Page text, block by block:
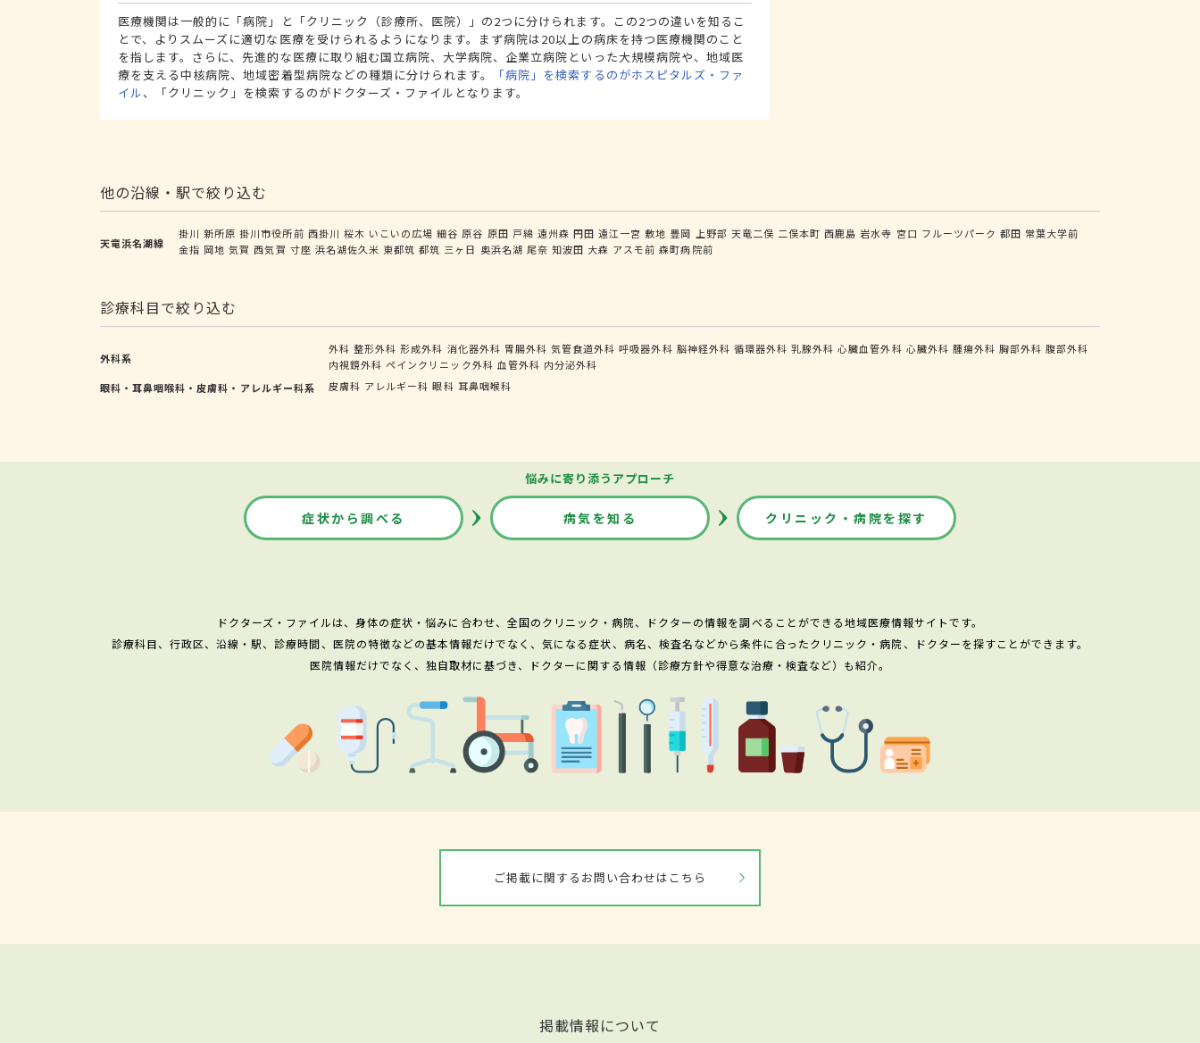
医療機関は一般的に「病院」と「クリニック（診療所、医院）」の2つに分けられます。この2つの違いを知るこ
とで、よりスムーズに適切な医療を受けられるようになります。まず病院は20以上の病床を持つ医療機関のこと
を指します。さらに、先進的な医療に取り組む国立病院、大学病院、企業立病院といった大規模病院や、地域医
療を支える中核病院、地域密着型病院などの種類に分けられます。
「病院」を検索するのがホスピタルズ・ファ
イル、「クリニック」を検索するのがドクターズ・ファイルとなります。
他の沿線・駅で絞り込む
天竜浜名湖線
掛川 新所原 掛川市役所前 西掛川 桜木 いこいの広場 細谷 原谷 原田 戸綿 遠州森 円田 遠江一宮 敷地 豊岡 上野部 天竜二俣 二俣本町 西鹿島 岩水寺 宮口 フルーツパーク 都田 常葉大学前
金指 岡地 気賀 西気賀 寸座 浜名湖佐久米 東都筑 都筑 三ヶ日 奥浜名湖 尾奈 知波田 大森 アスモ前 森町病院前
診療科目で絞り込む
外科系
外科 整形外科 形成外科 消化器外科 胃腸外科 気管食道外科 呼吸器外科 脳神経外科 循環器外科 乳腺外科 心臓血管外科 心臓外科 腫瘍外科 胸部外科 腹部外科
内視鏡外科 ペインクリニック外科 血管外科 内分泌外科
眼科・耳鼻咽喉科・皮膚科・アレルギー科系
皮膚科 アレルギー科 眼科 耳鼻咽喉科
悩みに寄り添うアプローチ
症状から調べる 病気を知る クリニック・病院を探す
ドクターズ・ファイルは、身体の症状・悩みに合わせ、全国のクリニック・病院、ドクターの情報を調べることができる地域医療情報サイトです。
診療科目、行政区、沿線・駅、診療時間、医院の特徴などの基本情報だけでなく、気になる症状、病名、検査名などから条件に合ったクリニック・病院、ドクターを探すことができます。
医院情報だけでなく、独自取材に基づき、ドクターに関する情報（診療方針や得意な治療・検査など）も紹介。
ご掲載に関するお問い合わせはこちら
掲載情報について